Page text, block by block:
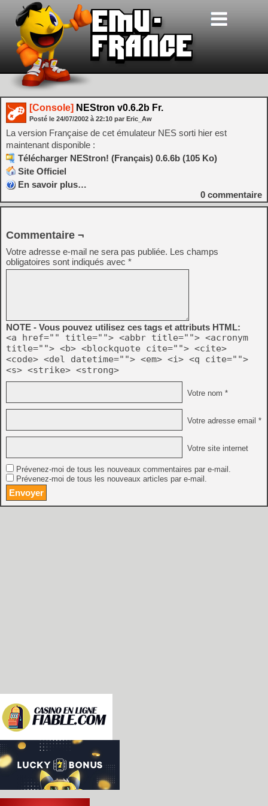
[Console] NEStron v0.6.2b Fr.
Posté le 24/07/2002 à 22:10 par Eric_Aw
La version Française de cet émulateur NES sorti hier est
maintenant disponible :
Télécharger NEStron! (Français) 0.6.6b (105 Ko)
Site Officiel
En savoir plus…
0 commentaire
Commentaire ¬
Votre adresse e-mail ne sera pas publiée. Les champs
obligatoires sont indiqués avec *
NOTE - Vous pouvez utilisez ces tags et attributs HTML:
<a href="" title=""> <abbr title=""> <acronym
title=""> <b> <blockquote cite=""> <cite>
<code> <del datetime=""> <em> <i> <q cite="">
<s> <strike> <strong>
Votre nom *
Votre adresse email *
Votre site internet
Prévenez-moi de tous les nouveaux commentaires par e-mail.
Prévenez-moi de tous les nouveaux articles par e-mail.